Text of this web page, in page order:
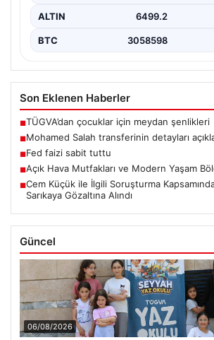
ALTIN 6499.2
BTC 3058598
Son Eklenen Haberler
■TÜGVA’dan çocuklar için meydan şenlikleri
■Mohamed Salah transferinin detayları
■Fed faizi sabit tuttu
■Açık Hava Mutfakları ve Modern Yaşam
■Cem Küçük ile İlgili Soruşturma
Sarıkaya Gözaltına Alındı
Güncel
06/08/2026